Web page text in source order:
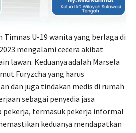
Timnas U-19 wanita yang berlaga di
mengalami cedera akibat
lawan. Keduanya adalah Marsela
Furyzcha yang harus
dan juga tindakan medis di rumah
sebagai penyedia jasa
pekerja, termasuk pekerja informal
keduanya mendapatkan